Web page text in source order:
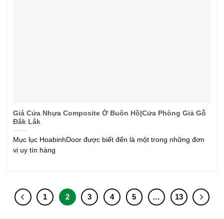
Giá Cửa Nhựa Composite Ở Buôn Hồ|Cửa Phòng Giả Gỗ
Đắk Lắk
Mục lục HoabinhDoor được biết đến là một trong những đơn
vị uy tín hàng
1 2 3 4 5 … 13